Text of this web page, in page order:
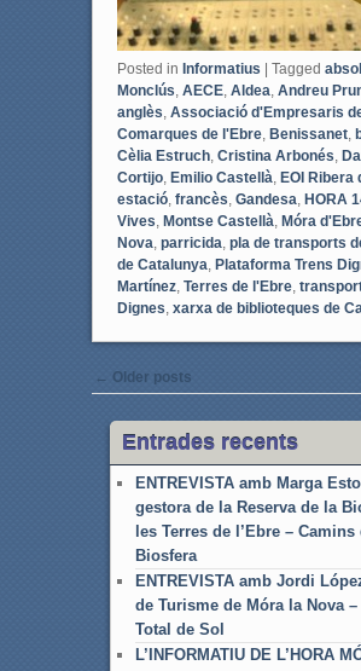
Posted in Informatius | Tagged
Monclús AECE, Aldea Andreu
anglès Associació d'Empresaris
Comarques de l'Ebre, Benissanet,
Cèlia Estruch, Cristina Arbonés
Cortijo, Emilio Castellà EOI Ribera
estació, francès Gandesa HORA
Vives Montse Castellà Móra
Nova parricida pla de transports
de Catalunya Plataforma Trens
Martínez, Terres de l'Ebre,
Dignes xarxa de biblioteques de
Post navigation
← Older posts
Entrades recents
ENTREVISTA amb Marga
gestora de la Reserva de la
les Terres de l’Ebre – Camins
Biosfera
ENTREVISTA amb Jordi
de Turisme de Móra la Nova
Total de Sol
L’INFORMATIU DE L’HORA